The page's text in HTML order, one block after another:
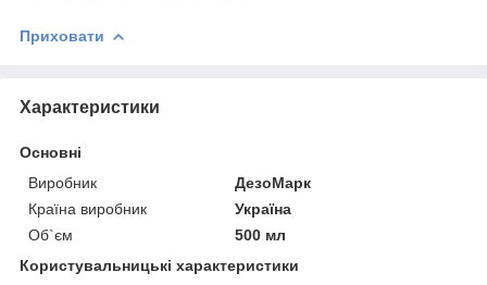
Приховати
Характеристики
Основні
Виробник
ДезоМарк
Країна виробник
Україна
Об`єм
500 мл
Користувальницькі характеристики